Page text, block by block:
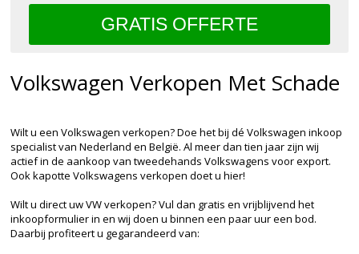
Volkswagen Verkopen Met Schade
Wilt u een Volkswagen verkopen? Doe het bij dé Volkswagen inkoop
specialist van Nederland en België. Al meer dan tien jaar zijn wij
actief in de aankoop van tweedehands Volkswagens voor export.
Ook kapotte Volkswagens verkopen doet u hier!
Wilt u direct uw VW verkopen? Vul dan gratis en vrijblijvend het
inkoopformulier in en wij doen u binnen een paar uur een bod.
Daarbij profiteert u gegarandeerd van: